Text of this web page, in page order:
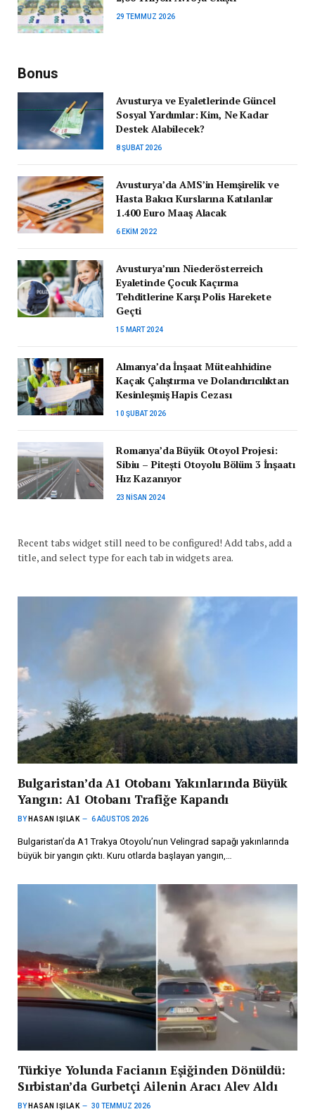
29 TEMMUZ 2026
Bonus
Avusturya ve Eyaletlerinde Güncel
Sosyal Yardımlar: Kim, Ne Kadar
Destek Alabilecek?
8 ŞUBAT 2026
Avusturya’da AMS’in Hemşirelik ve
Hasta Bakıcı Kurslarına Katılanlar
1.400 Euro Maaş Alacak
6 EKIM 2022
Avusturya’nın Niederösterreich
Eyaletinde Çocuk Kaçırma
Tehditlerine Karşı Polis Harekete
Geçti
15 MART 2024
Almanya’da İnşaat Müteahhidine
Kaçak Çalıştırma ve Dolandırıcılıktan
Kesinleşmiş Hapis Cezası
10 ŞUBAT 2026
Romanya’da Büyük Otoyol Projesi:
Sibiu – Pitești Otoyolu Bölüm 3 İnşaatı
Hız Kazanıyor
23 NISAN 2024
Recent tabs widget still need to be configured! Add tabs, add a
title, and select type for each tab in widgets area.
Bulgaristan’da A1 Otobanı Yakınlarında Büyük
Yangın: A1 Otobanı Trafiğe Kapandı
BY HASAN IŞILAK 6 AĞUSTOS 2026
Bulgaristan’da A1 Trakya Otoyolu’nun Velingrad sapağı yakınlarında
büyük bir yangın çıktı. Kuru otlarda başlayan yangın,…
Türkiye Yolunda Facianın Eşiğinden Dönüldü:
Sırbistan’da Gurbetçi Ailenin Aracı Alev Aldı
BY HASAN IŞILAK 30 TEMMUZ 2026